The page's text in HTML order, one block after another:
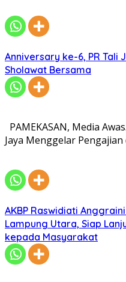
Anniversary ke-6, PR Tali
Sholawat Bersama
PAMEKASAN, Media
Jaya Menggelar
AKBP Raswidiati
Lampung Utara, Siap
kepada Masyarakat